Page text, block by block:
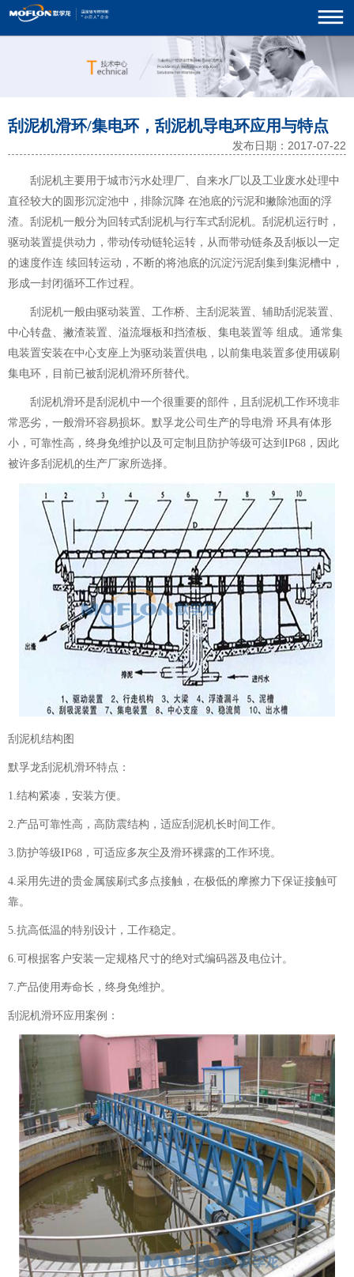
刮泥机滑环/集电环，刮泥机导电环应用与特点
发布日期：2017-07-22
刮泥机主要用于城市污水处理厂、自来水厂以及工业废水处理中
直径较大的圆形沉淀池中，排除沉降 在池底的污泥和撇除池面的浮
渣。刮泥机一般分为回转式刮泥机与行车式刮泥机。刮泥机运行时，
驱动装置提供动力，带动传动链轮运转，从而带动链条及刮板以一定
的速度作连 续回转运动，不断的将池底的沉淀污泥刮集到集泥槽中，
形成一封闭循环工作过程。
刮泥机一般由驱动装置、工作桥、主刮泥装置、辅助刮泥装置、
中心转盘、撇渣装置、溢流堰板和挡渣板、集电装置等 组成。通常集
电装置安装在中心支座上为驱动装置供电，以前集电装置多使用碳刷
集电环 ，目前已被刮泥机滑环所替代。
刮泥机滑环是刮泥机中一个很重要的部件，且刮泥机工作环境非
常恶劣，一般滑环容易损坏。默孚龙公司生产的导电滑 环具有体形
小，可靠性高，终身免维护以及可定制且防护等级可达到IP68，因此
被许多刮泥机的生产厂家所选择。
刮泥机结构图
默孚龙刮泥机滑环特点：
1.结构紧凑，安装方便。
2.产品可靠性高，高防震结构，适应刮泥机长时间工作。
3.防护等级IP68，可适应多灰尘及滑环裸露的工作环境。
4.采用先进的贵金属簇刷式多点接触，在极低的摩擦力下保证接触可
靠。
5.抗高低温的特别设计，工作稳定。
6.可根据客户安装一定规格尺寸的绝对式编码器及电位计。
7.产品使用寿命长，终身免维护。
刮泥机滑环应用案例：